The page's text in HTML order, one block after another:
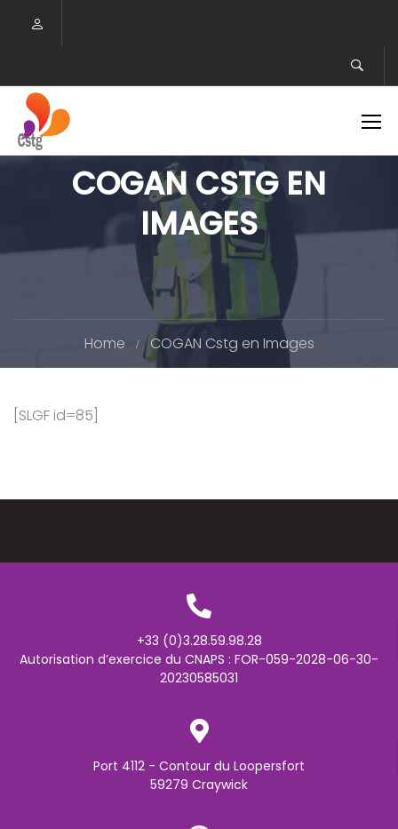
COGAN CSTG EN
IMAGES
Home COGAN Cstg en Images
[SLGF id=85]
+33 (0)3.28.59.98.28
Autorisation d’exercice du CNAPS : FOR-059-2028-06-30-
20230585031
Port 4112 - Contour du Loopersfort
59279 Craywick